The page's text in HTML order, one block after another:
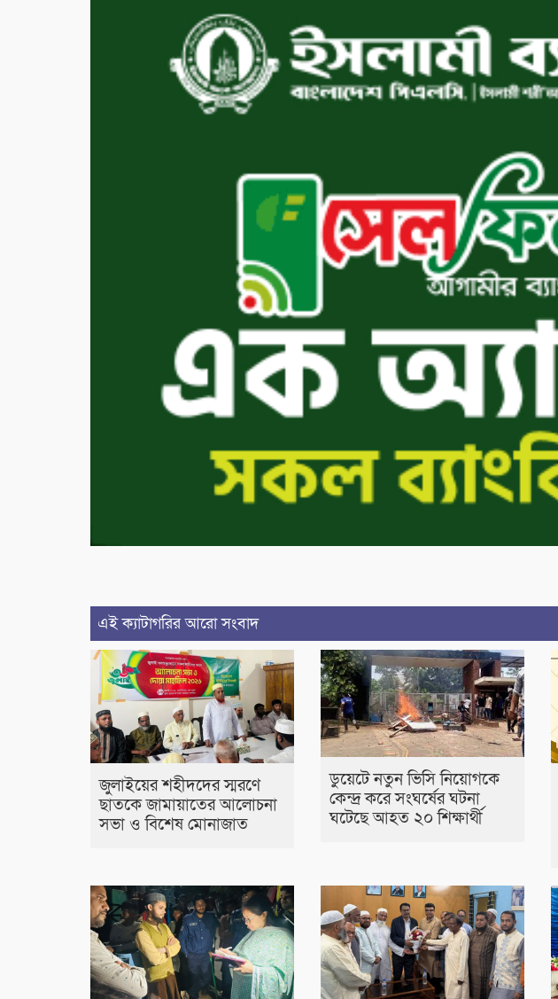
এই ক্যাটাগরির আরো সংবাদ
জুলাইয়ের শহীদদের স্মরণে
ছাতকে জামায়াতের আলোচনা
সভা ও বিশেষ মোনাজাত
ডুয়েটে নতুন ভিসি নিয়োগকে
কেন্দ্র করে সংঘর্ষের ঘটনা
ঘটেছে আহত ২০ শিক্ষার্থী